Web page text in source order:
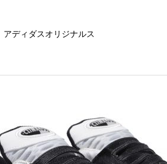
アディダスオリジナルス